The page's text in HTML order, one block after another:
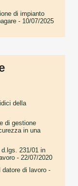
di impianto
- 10/07/2025
della
di gestione
in una
231/01 in
- 22/07/2020
di lavoro -